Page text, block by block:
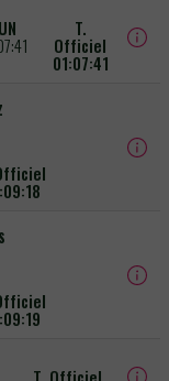
T.
Officiel
01:07:41
T. Officiel